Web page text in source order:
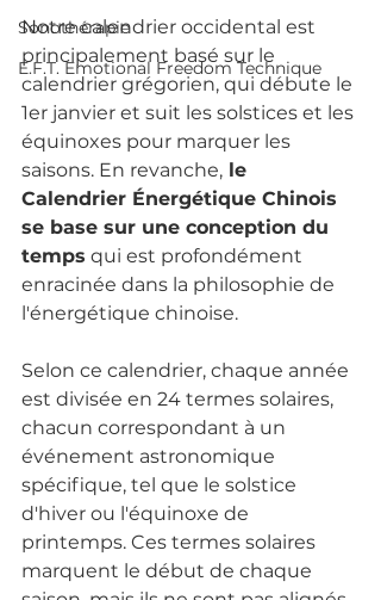
Sonothérapie
E.F.T. Emotional Freedom Technique
Notre calendrier occidental est
principalement basé sur le
calendrier grégorien, qui débute le
1er janvier et suit les solstices et les
équinoxes pour marquer les
saisons. En revanche, le
Calendrier Énergétique Chinois
se base sur une conception du
temps qui est profondément
enracinée dans la philosophie de
l'énergétique chinoise.
Selon ce calendrier, chaque année
est divisée en 24 termes solaires,
chacun correspondant à un
événement astronomique
spécifique, tel que le solstice
d'hiver ou l'équinoxe de
printemps. Ces termes solaires
marquent le début de chaque